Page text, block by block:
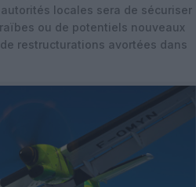
locales sera de sécuriser
ou de potentiels nouveaux
restructurations avortées dans